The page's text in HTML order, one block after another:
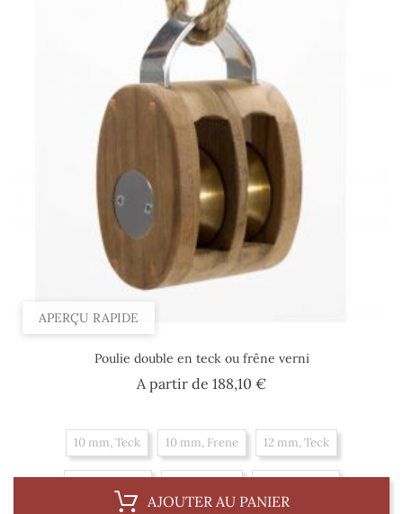
APERÇU RAPIDE
Poulie double en teck ou frêne verni
A partir de 188,10 €Prix
10 mm, Teck 10 mm, Frene 12 mm, Teck
AJOUTER AU PANIER